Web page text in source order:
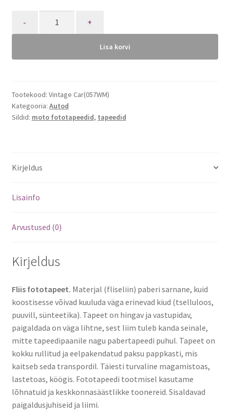
Lisa korvi
Tootekood: Vintage Car(057WM)
Kategooria: Autod
Sildid: moto fototapeedid, tapeedid
Kirjeldus
Lisainfo
Arvustused (0)
Kirjeldus
Fliis fototapeet. Materjal (fliseliin) paberi sarnane, kuid
koostisesse võivad kuuluda väga erinevad kiud (tselluloos,
puuvill, sünteetika). Tapeet on hingav ja vastupidav,
paigaldada on väga lihtne, sest liim tuleb kanda seinale,
mitte tapeedipaanile nagu pabertapeedi puhul. Tapeet on
kokku rullitud ja eelpakendatud paksu pappkasti, mis
kaitseb seda transpordil. Täiesti turvaline magamistoas,
lastetoas, köögis. Fototapeedi tootmisel kasutame
lõhnatuid ja keskkonnasäästlikke toonereid. Sisaldavad
paigaldusjuhiseid ja liimi.